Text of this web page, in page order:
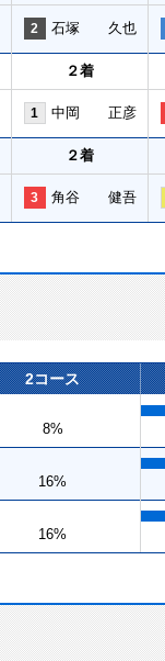
2 石塚 久也
２着
1 中岡 正彦
２着
3 角谷 健吾
2コース
8%
16%
16%